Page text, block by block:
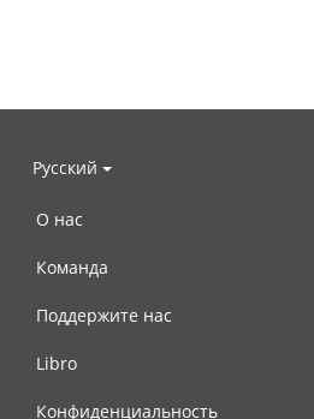
Русский
О нас
Команда
Поддержите нас
Libro
Конфиденциальность